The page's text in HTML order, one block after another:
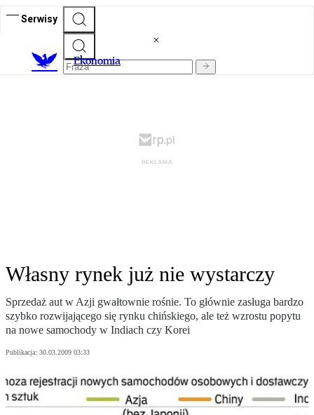
Serwisy
Ekonomia
Własny rynek już nie wystarczy
Sprzedaż aut w Azji gwałtownie rośnie. To głównie zasługa bardzo
szybko rozwijającego się rynku chińskiego, ale też wzrostu popytu
na nowe samochody w Indiach czy Korei
Publikacja: 30.03.2009 03:33